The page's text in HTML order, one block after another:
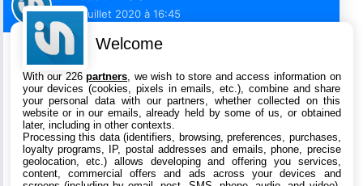
Le4 juillet 2020 à 16:45
Pas de chargeir secteur pas de nouvel iphone
pour moi bye bye Apple
Ecologie de quoi ? Quand on change souvent
d’iphone on vends le chargeur avec en général.
Ils font plus les chiffres records d’il y a quelques
années alors ils veulent compenser en vendant
Welcome
With our 226partners , we wish to store and access information on
your devices (cookies, pixels in emails, etc.), combine and share
your personal data with our partners, whether collected on this
website or in our emails, already held by some of us, or obtained
later, including in other contexts.
Processing this data (identifiers, browsing, preferences, purchases,
loyalty programs, IP, postal addresses and emails, phone, precise
geolocation, etc.) allows developing and offering you services,
content, commercial offers and ads across your devices and